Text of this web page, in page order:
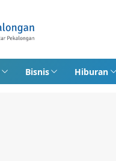
Bisnis Hiburan